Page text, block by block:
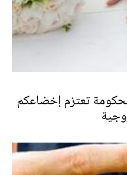
تعتزم إخضاعكم